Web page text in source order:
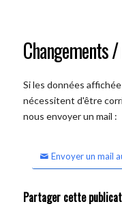
Changements
Si les données
nécessitent d'être
nous envoyer un mail :
Envoyer un mail
Partager cette